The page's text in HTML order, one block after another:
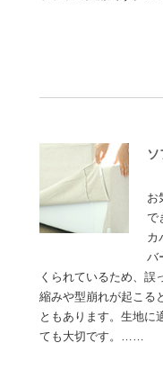
お
で
カ
バ
くられているため、誤
縮みや型崩れが起こる
ともあります。生地に
ても大切です。……